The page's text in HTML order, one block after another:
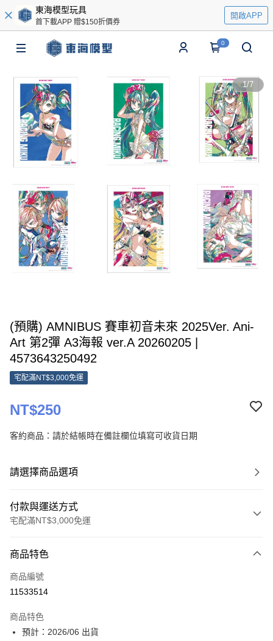
東海模型玩具
首下載APP 贈$150折價券
開啟APP
0
1/7
(預購) AMNIBUS 賽車初音未來 2025Ver. Ani-
Art 第2彈 A3海報 ver.A 20260205 |
4573643250492
宅配滿NT$3,000免運
NT$250
客約商品：請於結帳時在備註欄位填寫可收貨日期
請選擇商品選項
付款與運送方式
宅配滿NT$3,000免運
信用卡一次付款
Apple Pay
相關說明
【大哥付你分期使用說明】
商品特色
商品編號
11533514
商品特色
預計：2026/06 出貨